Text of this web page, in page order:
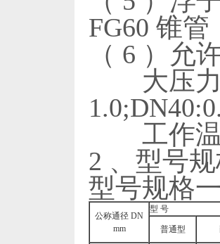
FG60 锥
（ 6 ）允
大压力
工作温
2 、型号
型号规格
公称通径 DN
mm
型 号
普通型